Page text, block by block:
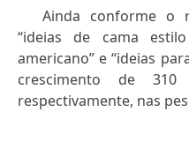
Ainda conforme o
“ideias de cama
americano” e “ideias
crescimento de
respectivamente, nas